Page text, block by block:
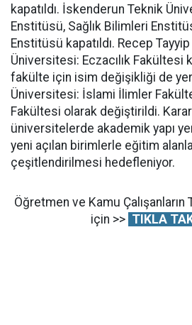
kapatıldı. İskenderun Teknik
Enstitüsü, Sağlık Bilimleri
Enstitüsü kapatıldı. Recep
Üniversitesi: Eczacılık Fakültesi
fakülte için isim değişikliği de yer
Üniversitesi: İslami İlimler
Fakültesi olarak değiştirildi.
üniversitelerde akademik yapı
yeni açılan birimlerle eğitim
çeşitlendirilmesi hedefleniyor.
Öğretmen ve Kamu Çalışanların
için >> TIKLA